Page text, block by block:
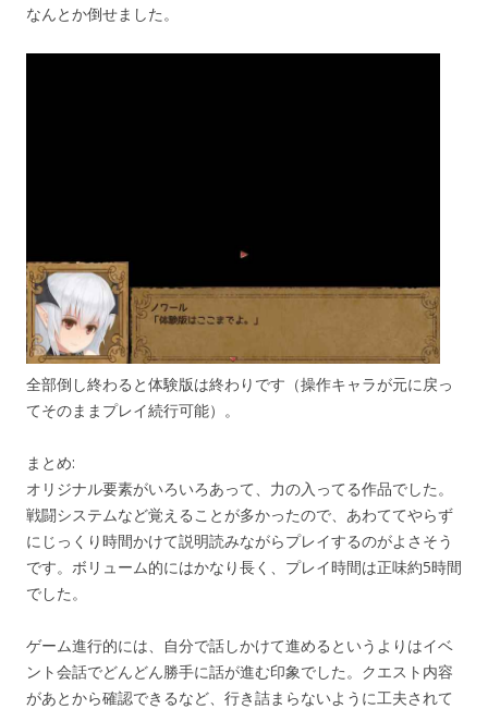
なんとか倒せました。
全部倒し終わると体験版は終わりです（操作キャラが元に戻っ
てそのままプレイ続行可能）。
まとめ:
オリジナル要素がいろいろあって、力の入ってる作品でした。
戦闘システムなど覚えることが多かったので、あわててやらず
にじっくり時間かけて説明読みながらプレイするのがよさそう
です。ボリューム的にはかなり長く、プレイ時間は正味約5時間
でした。
ゲーム進行的には、自分で話しかけて進めるというよりはイベ
ント会話でどんどん勝手に話が進む印象でした。クエスト内容
があとから確認できるなど、行き詰まらないように工夫されて